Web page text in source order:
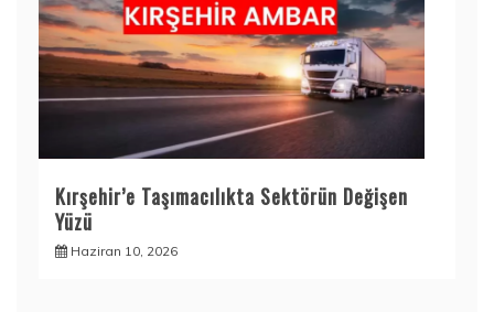
Kırşehir’e Taşımacılıkta Sektörün Değişen
Yüzü
Haziran 10, 2026